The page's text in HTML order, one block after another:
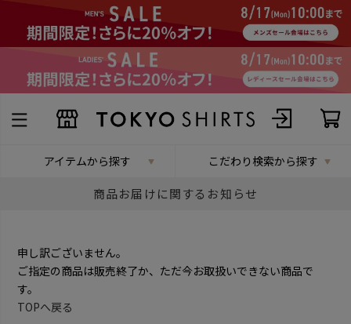
アイテムから探す こだわり検索から探す
商品お届けに関するお知らせ
申し訳ございません。
ご指定の商品は販売終了か、ただ今お取扱いできない商品で
す。
TOPへ戻る